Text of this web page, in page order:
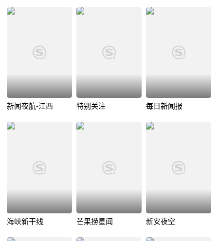
新闻夜航-江西 特别关注 每日新闻报
海峡新干线 芒果捞星闻 新安夜空